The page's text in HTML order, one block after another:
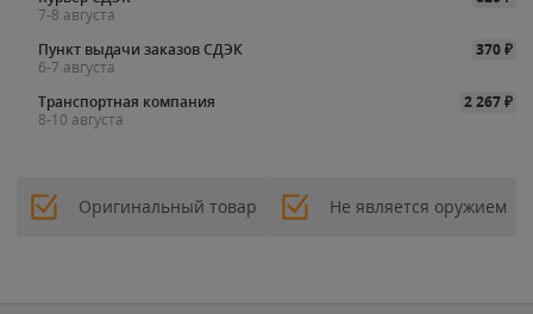
7-8 августа
Пункт выдачи заказов СДЭК
370₽
6-7 августа
Транспортная компания
2 267₽
8-10 августа
Оригинальный товар Не является оружием